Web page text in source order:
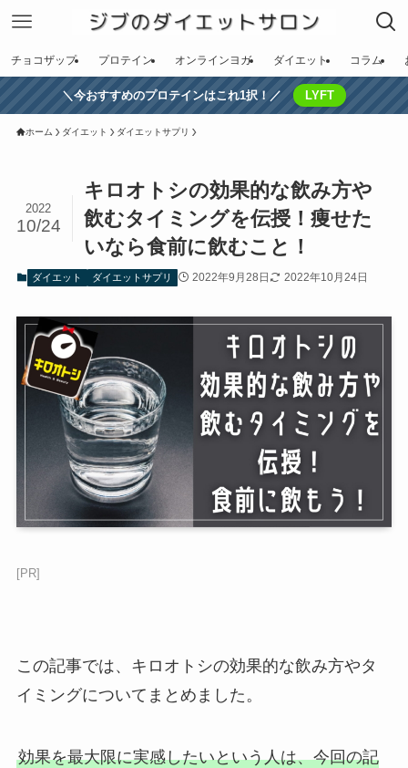
チョコザップ プロテイン オンラインヨガ ダイエット コラム
＼今おすすめのプロテインはこれ1択！／ LYFT
ホーム ダイエット ダイエットサプリ
キロオトシの効果的な飲み方や
飲むタイミングを伝授！痩せた
いなら食前に飲むこと！
2022
10/24
ダイエット ダイエットサプリ 2022年9月28日 2022年10月24日
[PR]
この記事では、キロオトシの効果的な飲み方やタ
イミングについてまとめました。
効果を最大限に実感したいという人は、今回の記